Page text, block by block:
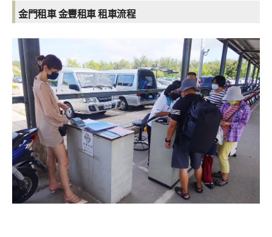
金門租車 金豐租車 租車流程